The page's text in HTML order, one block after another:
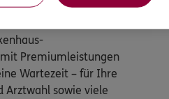
sichern
Premiumleistungen
Wartezeit – für Ihre
Arztwahl sowie viele